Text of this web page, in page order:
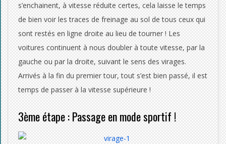
s’enchainent, à vitesse réduite certes, cela laisse le temps
de bien voir les traces de freinage au sol de tous ceux qui
sont restés en ligne droite au lieu de tourner ! Les
voitures continuent à nous doubler à toute vitesse, par la
gauche ou par la droite, suivant le sens des virages.
Arrivés à la fin du premier tour, tout s’est bien passé, il est
temps de passer à la vitesse supérieure !
3ème étape : Passage en mode sportif !